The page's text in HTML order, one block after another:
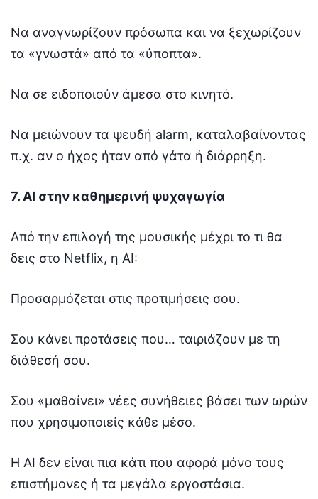
Να αναγνωρίζουν πρόσωπα και να ξεχωρίζουν
τα «γνωστά» από τα «ύποπτα».
Να σε ειδοποιούν άμεσα στο κινητό.
Να μειώνουν τα ψευδή alarm, καταλαβαίνοντας
π.χ. αν ο ήχος ήταν από γάτα ή διάρρηξη.
7. AI στην καθημερινή ψυχαγωγία
Από την επιλογή της μουσικής μέχρι το τι θα
δεις στο Netflix, η AI:
Προσαρμόζεται στις προτιμήσεις σου.
Σου κάνει προτάσεις που… ταιριάζουν με τη
διάθεσή σου.
Σου «μαθαίνει» νέες συνήθειες βάσει των ωρών
που χρησιμοποιείς κάθε μέσο.
Η AI δεν είναι πια κάτι που αφορά μόνο τους
επιστήμονες ή τα μεγάλα εργοστάσια.